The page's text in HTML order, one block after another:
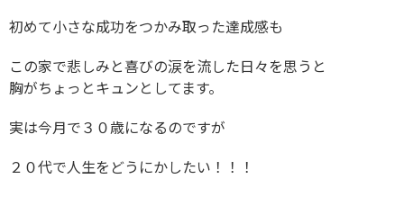
初めて小さな成功をつかみ取った達成感も
この家で悲しみと喜びの涙を流した日々を思うと
胸がちょっとキュンとしてます。
実は今月で３０歳になるのですが
２０代で人生をどうにかしたい！！！